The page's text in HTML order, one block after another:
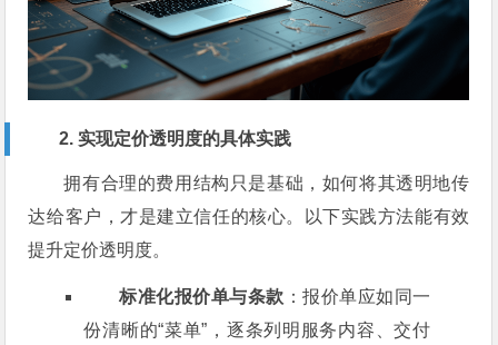
2. 实现定价透明度的具体实践
拥有合理的费用结构只是基础，如何将其透明地传
达给客户，才是建立信任的核心。以下实践方法能有效
提升定价透明度。
标准化报价单与条款 ：报价单应如同一
份清晰的“菜单”，逐条列明服务内容、交付